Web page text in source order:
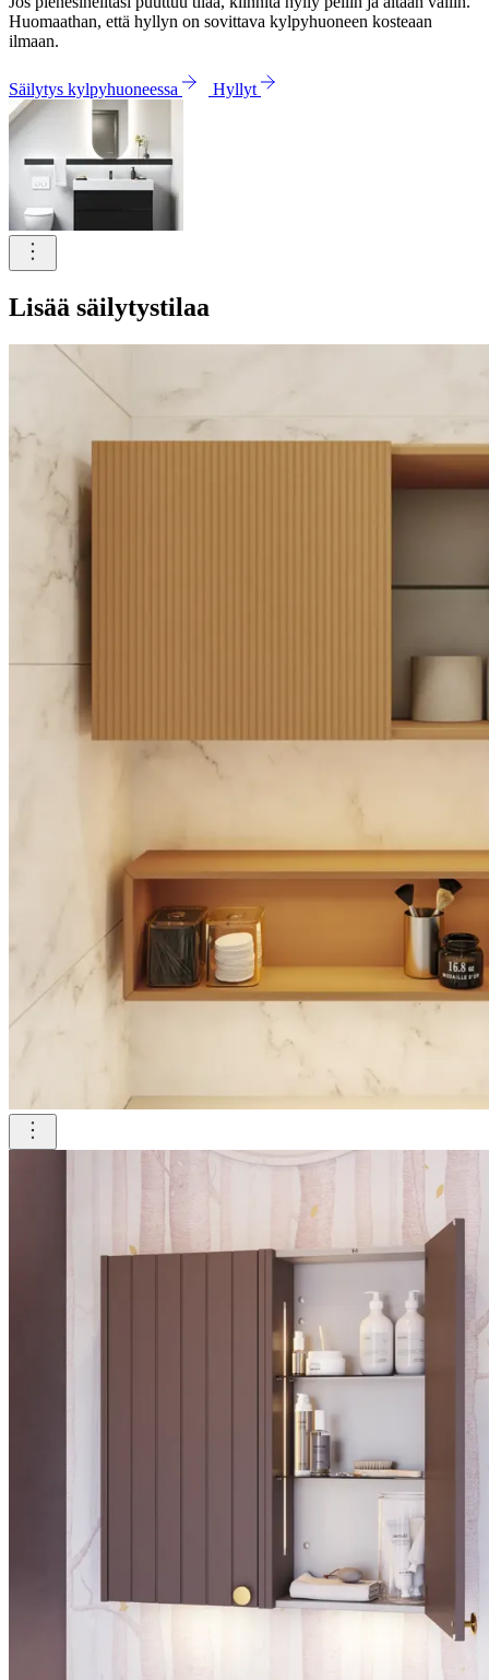
Huomaathan, että hyllyn on sovittava kylpyhuoneen kosteaan
ilmaan.
Säilytys kylpyhuoneessa Hyllyt
Lisää säilytystilaa